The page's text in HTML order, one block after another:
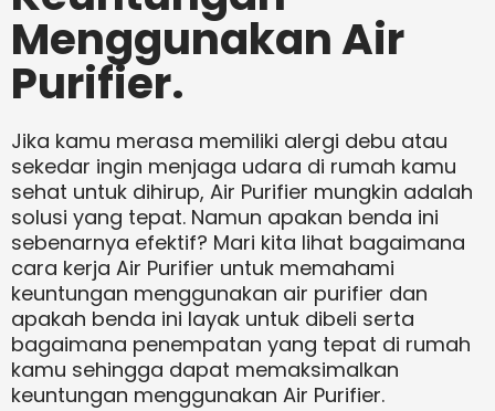
Menggunakan Air
Purifier.
Jika kamu merasa memiliki alergi debu atau
sekedar ingin menjaga udara di rumah kamu
sehat untuk dihirup, Air Purifier mungkin adalah
solusi yang tepat. Namun apakan benda ini
sebenarnya efektif? Mari kita lihat bagaimana
cara kerja Air Purifier untuk memahami
keuntungan menggunakan air purifier dan
apakah benda ini layak untuk dibeli serta
bagaimana penempatan yang tepat di rumah
kamu sehingga dapat memaksimalkan
keuntungan menggunakan Air Purifier.